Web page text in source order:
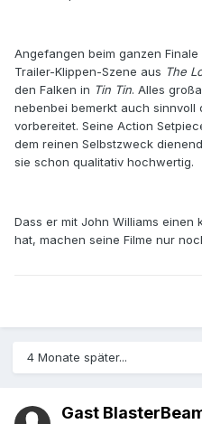
Angefangen beim ganzen Finale
Trailer-Klippen-Szene aus The
den Falken in Tin Tin. Alles
nebenbei bemerkt auch sinnvoll
vorbereitet. Seine Action
dem reinen Selbstzweck
sie schon qualitativ hochwertig.
Dass er mit John Williams einen
hat, machen seine Filme nur
4 Monate später...
Gast